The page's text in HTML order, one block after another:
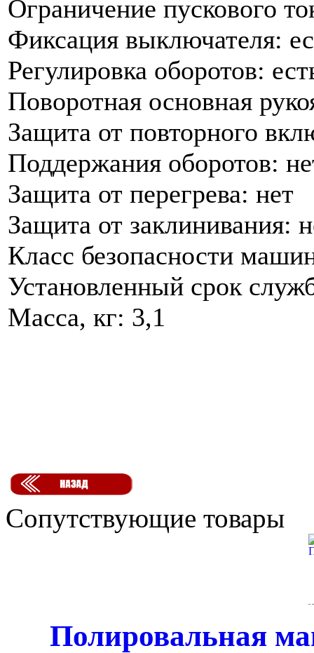
Ограничение пускового
Фиксация выключателя:
Регулировка оборотов:
Поворотная основная
Защита от повторного
Поддержания оборотов:
Защита от перегрева: нет
Защита от заклинивания:
Класс безопасности
Установленный срок
Масса, кг: 3,1
Сопутствующие товары
Полировальная